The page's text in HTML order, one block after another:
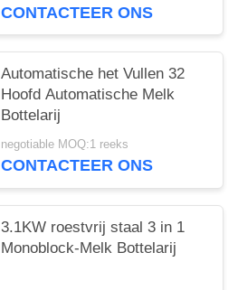
CONTACTEER ONS
Automatische het Vullen 32
Hoofd Automatische Melk
Bottelarij
negotiable MOQ:1 reeks
CONTACTEER ONS
3.1KW roestvrij staal 3 in 1
Monoblock-Melk Bottelarij